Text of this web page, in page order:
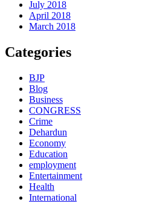
July 2018
April 2018
March 2018
Categories
BJP
Blog
Business
CONGRESS
Crime
Dehardun
Economy
Education
employment
Entertainment
Health
International